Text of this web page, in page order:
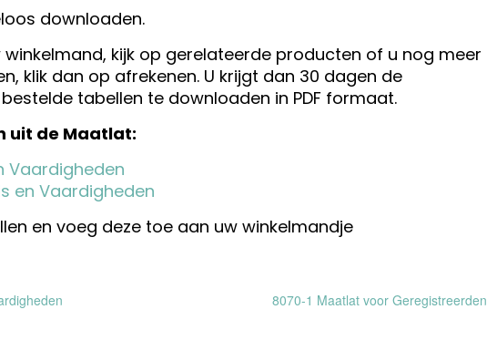
downloaden.
kijk op gerelateerde producten of u nog meer
klik dan op afrekenen. U krijgt dan 30 dagen de
tabellen te downloaden in PDF formaat.
uit de Maatlat:
Vaardigheden
en Vaardigheden
en voeg deze toe aan uw winkelmandje
8070-1 Maatlat voor Geregistreerden